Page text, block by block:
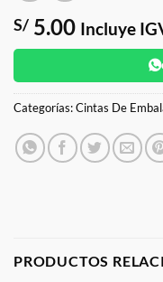
S/ 5.00 Incluye
Categorías:Cintas De
PRODUCTOS